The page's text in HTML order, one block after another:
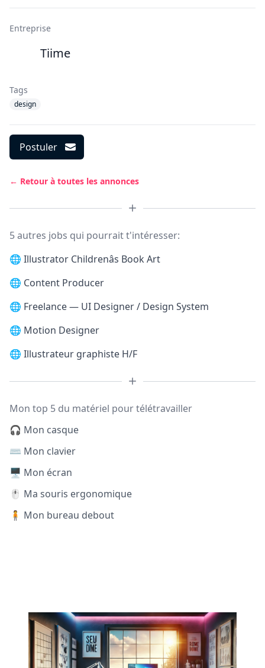
Entreprise
Tiime
Tags
design
Postuler
← Retour à toutes les annonces
5 autres jobs qui pourrait t'intéresser:
🌐 Illustrator Childrenâs Book Art
🌐 Content Producer
🌐 Freelance — UI Designer / Design System
🌐 Motion Designer
🌐 Illustrateur graphiste H/F
Mon top 5 du matériel pour télétravailler
🎧 Mon casque
⌨️ Mon clavier
🖥️ Mon écran
🖱️ Ma souris ergonomique
🧍 Mon bureau debout